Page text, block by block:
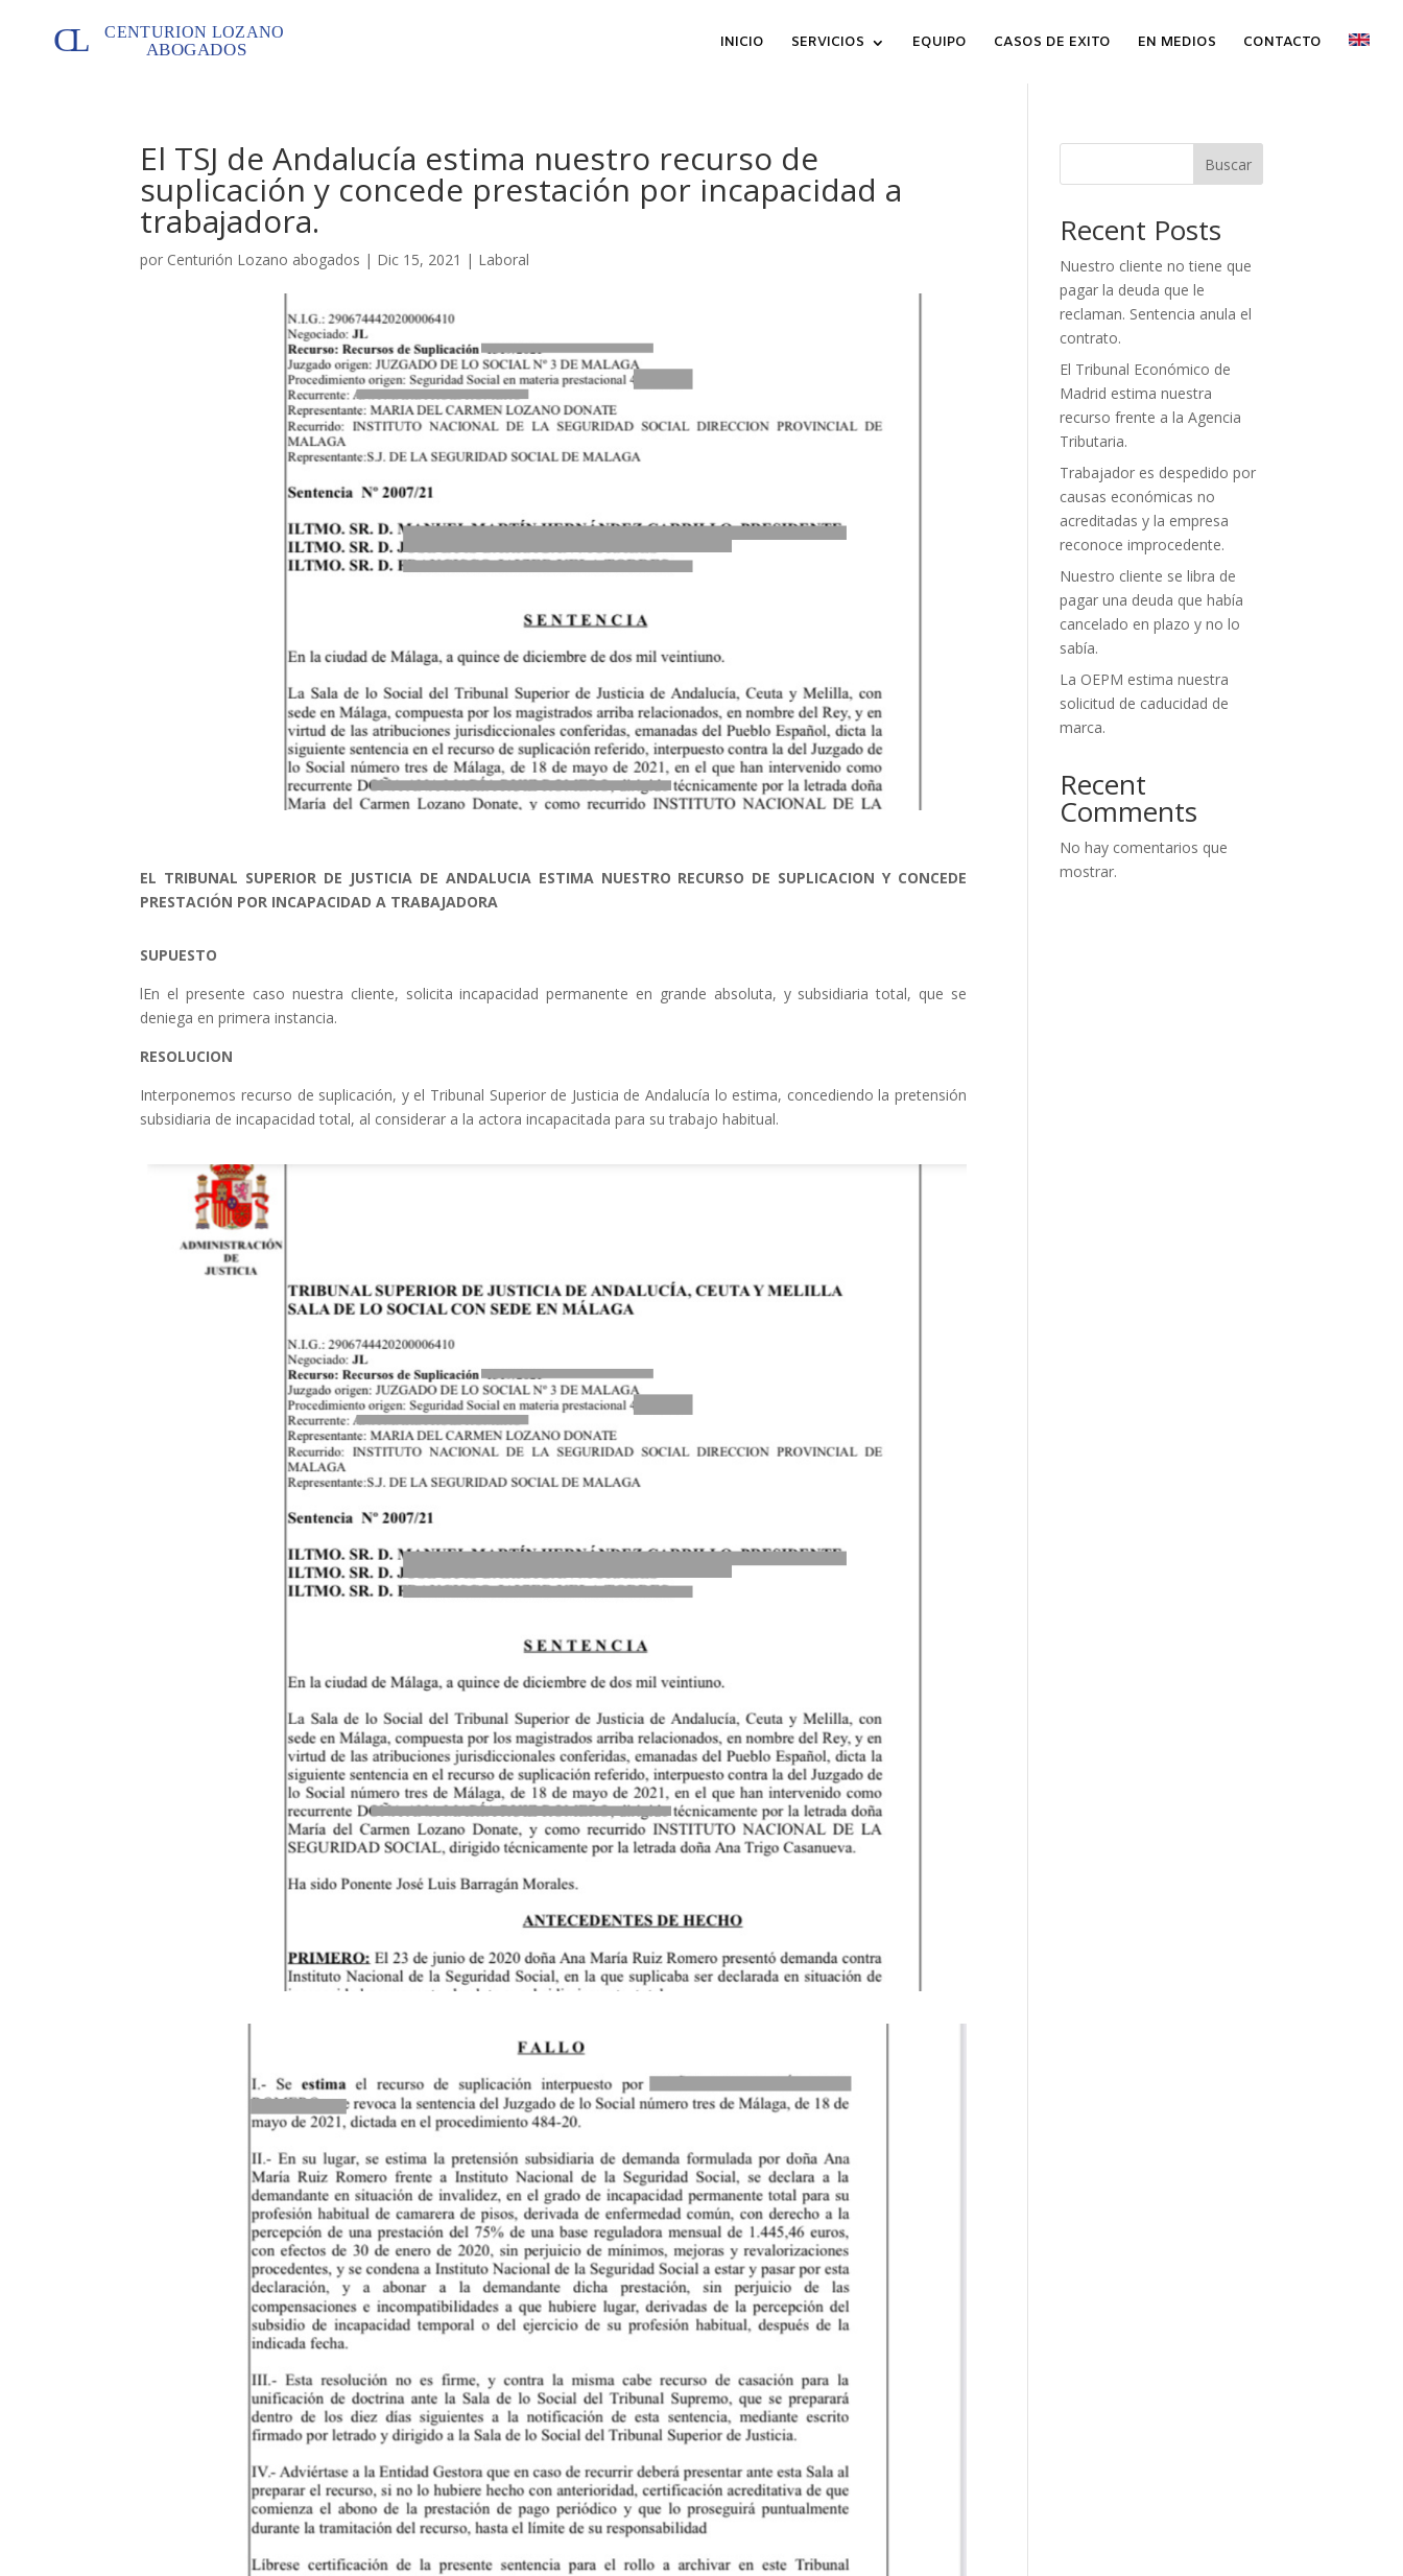
INICIO SERVICIOS EQUIPO CASOS DE EXITO EN MEDIOS CONTACTO
El TSJ de Andalucía estima nuestro recurso de
suplicación y concede prestación por incapacidad a
trabajadora.
por Centurión Lozano abogados | Dic 15, 2021 | Laboral
EL TRIBUNAL SUPERIOR DE JUSTICIA DE ANDALUCIA ESTIMA NUESTRO RECURSO DE SUPLICACION Y CONCEDE
PRESTACIÓN POR INCAPACIDAD A TRABAJADORA
SUPUESTO
lEn el presente caso nuestra cliente, solicita incapacidad permanente en grande absoluta, y subsidiaria total, que se
deniega en primera instancia.
RESOLUCION
Interponemos recurso de suplicación, y el Tribunal Superior de Justicia de Andalucía lo estima, concediendo la pretensión
subsidiaria de incapacidad total, al considerar a la actora incapacitada para su trabajo habitual.
Buscar
Recent Posts
Nuestro cliente no tiene que
pagar la deuda que le
reclaman. Sentencia anula el
contrato.
El Tribunal Económico de
Madrid estima nuestra
recurso frente a la Agencia
Tributaria.
Trabajador es despedido por
causas económicas no
acreditadas y la empresa
reconoce improcedente.
Nuestro cliente se libra de
pagar una deuda que había
cancelado en plazo y no lo
sabía.
La OEPM estima nuestra
solicitud de caducidad de
marca.
Recent
Comments
No hay comentarios que
mostrar.